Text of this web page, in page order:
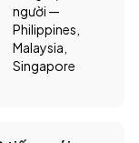
người —
Philippines,
Malaysia,
Singapore